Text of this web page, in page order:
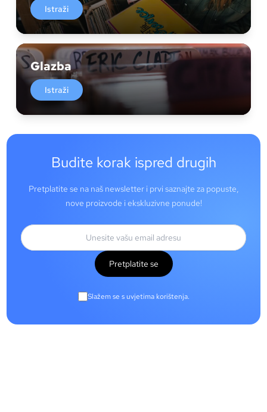
Istraži
Glazba
Istraži
Budite korak ispred drugih
Pretplatite se na naš newsletter i prvi saznajte za popuste,
nove proizvode i ekskluzivne ponude!
Pretplatite se
Slažem se s uvjetima korištenja.